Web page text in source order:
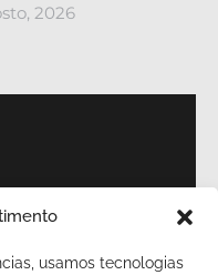
usamos tecnologias
2026